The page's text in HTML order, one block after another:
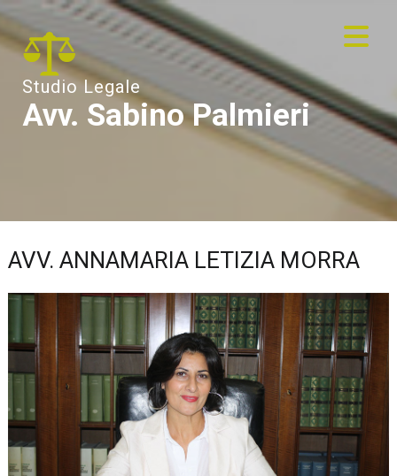
Studio Legale
Avv. Sabino Palmieri
AVV. ANNAMARIA LETIZIA MORRA